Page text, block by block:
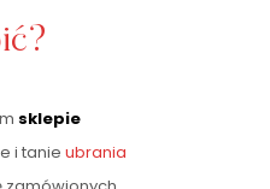
sklepie
i tanie ubrania